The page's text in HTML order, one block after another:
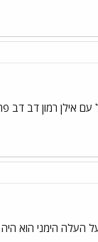
אילן רמון דב דב
הימני הוא היה